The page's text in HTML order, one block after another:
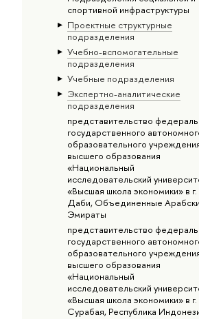
спортивной инфраструктуры
Проектные структурные
подразделения
Учебно-вспомогательные
подразделения
Учебные подразделения
Экспертно-аналитические
подразделения
представительство
государственного
образовательного
высшего образования
«Национальный
исследовательский
«Высшая школа экономики» в
Даби, Объединенные
Эмираты
представительство
государственного
образовательного
высшего образования
«Национальный
исследовательский
«Высшая школа экономики» в г.
Сурабая, Республика